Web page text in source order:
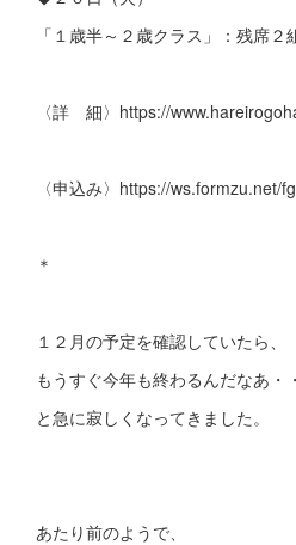
「１歳半～２歳クラス」：残席２
〈詳 細〉https://
〈申込み〉https://ws.formzu.net/
＊
１２月の予定を確認していたら、
もうすぐ今年も終わるんだなあ・
と急に寂しくなってきました。
あたり前のようで、